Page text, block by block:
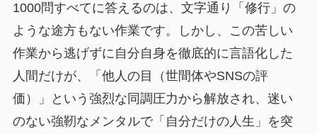
1000問すべてに答えるのは、文字通り「修行」の
ような途方もない作業です。しかし、この苦しい
作業から逃げずに自分自身を徹底的に言語化した
人間だけが、「他人の目（世間体やSNSの評
価）」という強烈な同調圧力から解放され、迷い
のない強靭なメンタルで「自分だけの人生」を突